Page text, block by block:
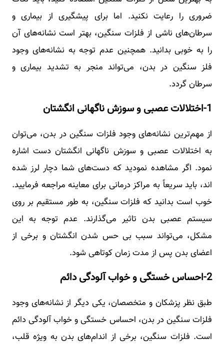
ضروری را رعایت نکنید. اما برای پیشگیری از بیماری و
سرطان‌های ناشی از فلزات سنگین، بهتر است نشانه‌های آن
را به خوبی بدانید. همچنین عدم توجه به نشانه‌های وجود
فلز سنگین در بدن، می‌تواند منجر به تشدید بیماری و
سرطان گردد.
1-اختلالات عصبی و سوزش ناگهانی انگشتان
از مهم‌ترین نشانه‌های وجود فلزات سنگین در بدن، می‌توان
به اختلالات عصبی و سوزش ناگهانی انگشتان دست اشاره
نمود. اگر مشاهده نمودید که دست‌های شما دچار لرز شده
اند، باید سریعاً به مراکز درمانی برای معاینه مراجعه فرمایید.
خوب است بدانید که فلزات سنگین، به طور مستقیم بر روی
سیستم عصبی بدن تاثیر می‌گذارند. عدم توجه به این
مشکل، می‌تواند سبب بی حس شدن انگشتان و برخی از
اعضای بدن پس از مدت زمان کوتاهی شود.
2-احساس خستگی و خواب آلودگی دائم
طبق نظر پزشکان و متخصصان، یکی دیگر از نشانه‌های وجود
فلزات سنگین در بدن، احساس خستگی و خواب آلودگی دائم
است. فلزات سنگین، برخی از اندام‌های بدن به ویژه قلب،